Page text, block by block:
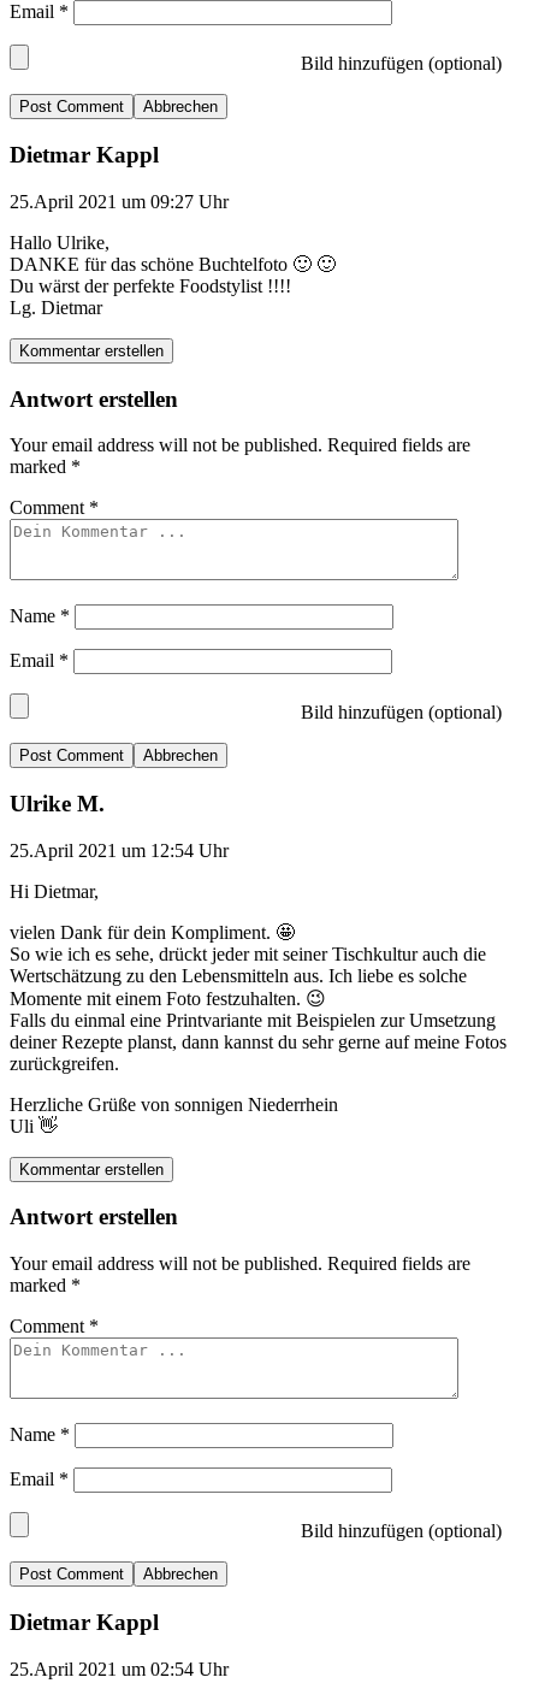
Email *
Bild hinzufügen (optional)
Abbrechen
Dietmar Kappl
25.April 2021 um 09:27 Uhr
Hallo Ulrike,
DANKE für das schöne Buchtelfoto 🙂 🙂
Du wärst der perfekte Foodstylist !!!!
Lg. Dietmar
Kommentar erstellen
Antwort erstellen
Your email address will not be published. Required fields are
marked *
Comment *
Name *
Email *
Bild hinzufügen (optional)
Abbrechen
Ulrike M.
25.April 2021 um 12:54 Uhr
Hi Dietmar,
vielen Dank für dein Kompliment. 🤩
So wie ich es sehe, drückt jeder mit seiner Tischkultur auch die
Wertschätzung zu den Lebensmitteln aus. Ich liebe es solche
Momente mit einem Foto festzuhalten. 😉
Falls du einmal eine Printvariante mit Beispielen zur Umsetzung
deiner Rezepte planst, dann kannst du sehr gerne auf meine Fotos
zurückgreifen.
Herzliche Grüße von sonnigen Niederrhein
Uli 👋
Kommentar erstellen
Antwort erstellen
Your email address will not be published. Required fields are
marked *
Comment *
Name *
Email *
Bild hinzufügen (optional)
Abbrechen
Dietmar Kappl
25.April 2021 um 02:54 Uhr